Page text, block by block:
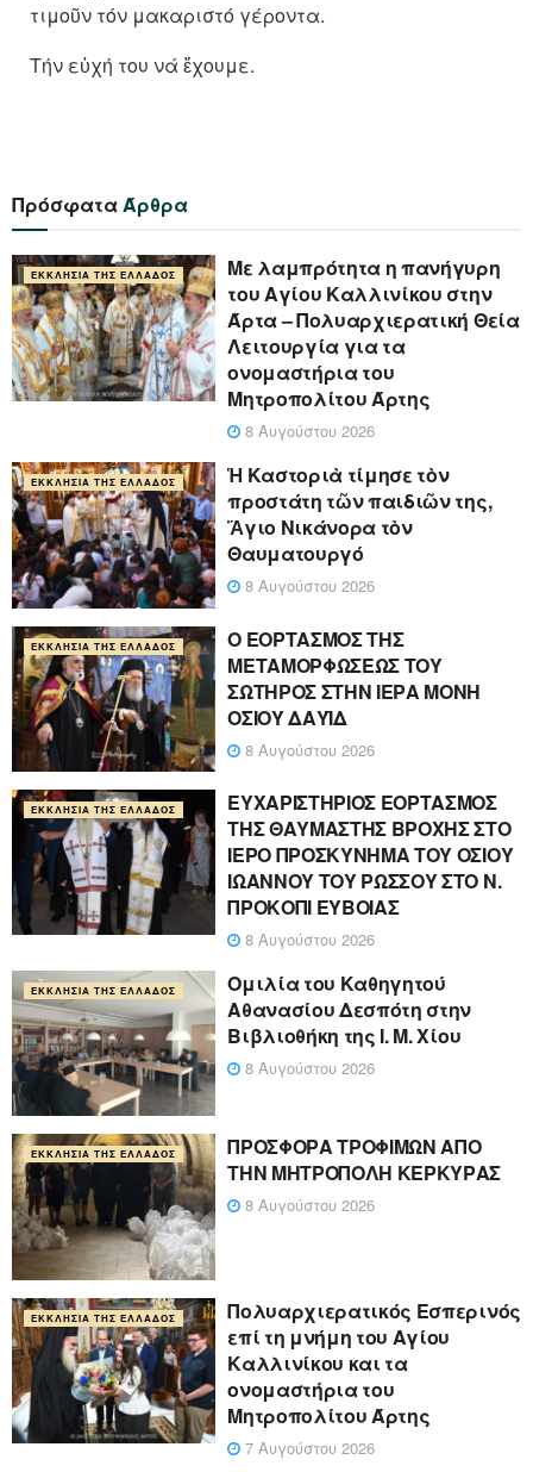
τιμοῦν τόν μακαριστό γέροντα.
Τήν εὐχή του νά ἔχουμε.
ΠρόσφαταΆρθρα
ΕΚΚΛΗΣΊΑ ΤΗΣ ΕΛΛΆΔΟΣ
Με λαμπρότητα η πανήγυρη
του Αγίου Καλλινίκου στην
Άρτα – Πολυαρχιερατική Θεία
Λειτουργία για τα
ονομαστήρια του
Μητροπολίτου Άρτης
8 Αυγούστου 2026
ΕΚΚΛΗΣΊΑ ΤΗΣ ΕΛΛΆΔΟΣ
Ἡ Καστοριὰ τίμησε τὸν
προστάτη τῶν παιδιῶν της,
Ἅγιο Νικάνορα τὸν
Θαυματουργό
8 Αυγούστου 2026
ΕΚΚΛΗΣΊΑ ΤΗΣ ΕΛΛΆΔΟΣ
Ο ΕΟΡΤΑΣΜΟΣ ΤΗΣ
ΜΕΤΑΜΟΡΦΩΣΕΩΣ ΤΟΥ
ΣΩΤΗΡΟΣ ΣΤΗΝ ΙΕΡΑ ΜΟΝΗ
ΟΣΙΟΥ ΔΑΥΪΔ
8 Αυγούστου 2026
ΕΚΚΛΗΣΊΑ ΤΗΣ ΕΛΛΆΔΟΣ
ΕΥΧΑΡΙΣΤΗΡΙΟΣ ΕΟΡΤΑΣΜΟΣ
ΤΗΣ ΘΑΥΜΑΣΤΗΣ ΒΡΟΧΗΣ ΣΤΟ
ΙΕΡΟ ΠΡΟΣΚΥΝΗΜΑ ΤΟΥ ΟΣΙΟΥ
ΙΩΑΝΝΟΥ ΤΟΥ ΡΩΣΣΟΥ ΣΤΟ Ν.
ΠΡΟΚΟΠΙ ΕΥΒΟΙΑΣ
8 Αυγούστου 2026
ΕΚΚΛΗΣΊΑ ΤΗΣ ΕΛΛΆΔΟΣ
Ομιλία του Καθηγητού
Αθανασίου Δεσπότη στην
Βιβλιοθήκη της Ι. Μ. Χίου
8 Αυγούστου 2026
ΕΚΚΛΗΣΊΑ ΤΗΣ ΕΛΛΆΔΟΣ
ΠΡΟΣΦΟΡΑ ΤΡΟΦΙΜΩΝ ΑΠΟ
ΤΗΝ ΜΗΤΡΟΠΟΛΗ ΚΕΡΚΥΡΑΣ
8 Αυγούστου 2026
ΕΚΚΛΗΣΊΑ ΤΗΣ ΕΛΛΆΔΟΣ
Πολυαρχιερατικός Εσπερινός
επί τη μνήμη του Αγίου
Καλλινίκου και τα
ονομαστήρια του
Μητροπολίτου Άρτης
7 Αυγούστου 2026